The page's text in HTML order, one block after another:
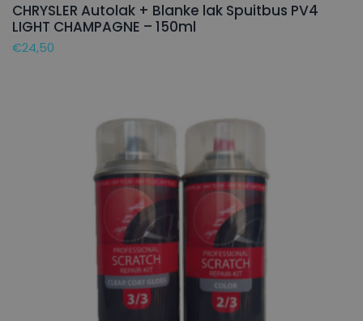
CHRYSLER Autolak + Blanke lak Spuitbus PV4
LIGHT CHAMPAGNE – 150ml
€24,50